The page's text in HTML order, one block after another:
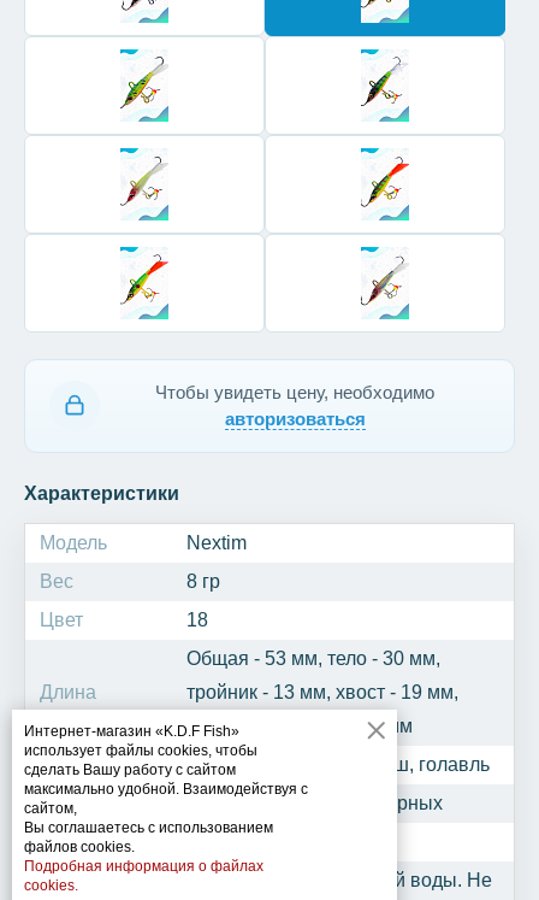
Интернет-магазин «K.D.F Fish»
использует файлы cookies, чтобы
сделать Вашу работу с сайтом
максимально удобной. Взаимодействуя с
сайтом,
Вы соглашаетесь с использованием
файлов cookies.
Подробная информация о файлах
cookies.
Чтобы увидеть цену, необходимо
авторизоваться
Характеристики
Модель
Nextim
Вес
8 гр
Цвет
18
Длина
Общая - 53 мм, тело - 30 мм,
тройник - 13 мм, хвост - 19 мм,
крючок одинарный - 6 мм
Рыба
Окунь, щука, судак, берш, голавль
Крючок
Тройник №12 + 2 одинарных
Код
Не подойдет для мутной воды. Не